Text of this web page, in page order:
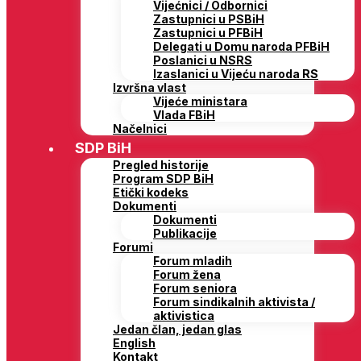
Vijećnici / Odbornici
Zastupnici u PSBiH
Zastupnici u PFBiH
Delegati u Domu naroda PFBiH
Poslanici u NSRS
Izaslanici u Vijeću naroda RS
Izvršna vlast
Vijeće ministara
Vlada FBiH
Načelnici
SDP BiH
Pregled historije
Program SDP BiH
Etički kodeks
Dokumenti
Dokumenti
Publikacije
Forumi
Forum mladih
Forum žena
Forum seniora
Forum sindikalnih aktivista /
aktivistica
Jedan član, jedan glas
English
Kontakt